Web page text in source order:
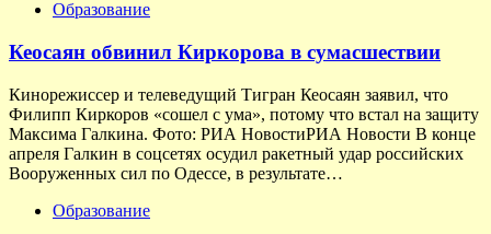
Образование
Кеосаян обвинил Киркорова в сумасшествии
Кинорежиссер и телеведущий Тигран Кеосаян заявил, что
Филипп Киркоров «сошел с ума», потому что встал на защиту
Максима Галкина. Фото: РИА НовостиРИА Новости В конце
апреля Галкин в соцсетях осудил ракетный удар российских
Вооруженных сил по Одессе, в результате…
Образование